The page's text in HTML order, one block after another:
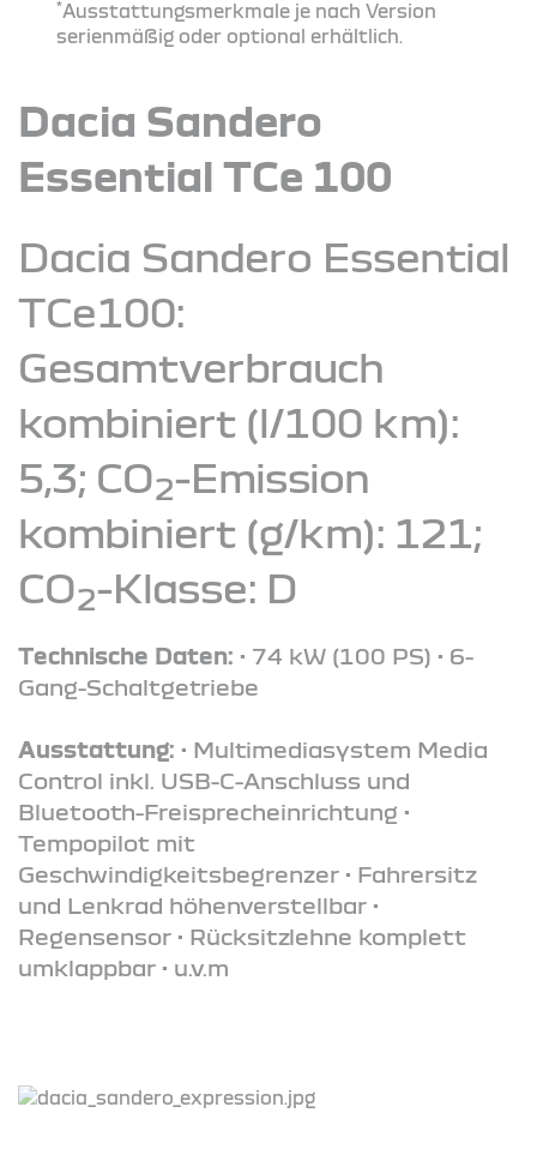
*Ausstattungsmerkmale je nach Version
serienmäßig oder optional erhältlich.
Dacia Sandero
Essential TCe 100
Dacia Sandero Essential
TCe100:
Gesamtverbrauch
kombiniert (l/100 km):
5,3; CO2-Emission
kombiniert (g/km): 121;
CO2-Klasse: D
Technische Daten: • 74 kW (100 PS) • 6-
Gang-Schaltgetriebe
Ausstattung: • Multimediasystem Media
Control inkl. USB-C-Anschluss und
Bluetooth-Freisprecheinrichtung •
Tempopilot mit
Geschwindigkeitsbegrenzer • Fahrersitz
und Lenkrad höhenverstellbar •
Regensensor • Rücksitzlehne komplett
umklappbar • u.v.m